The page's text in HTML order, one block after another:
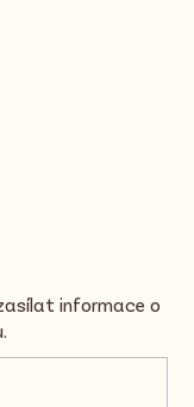
informace o